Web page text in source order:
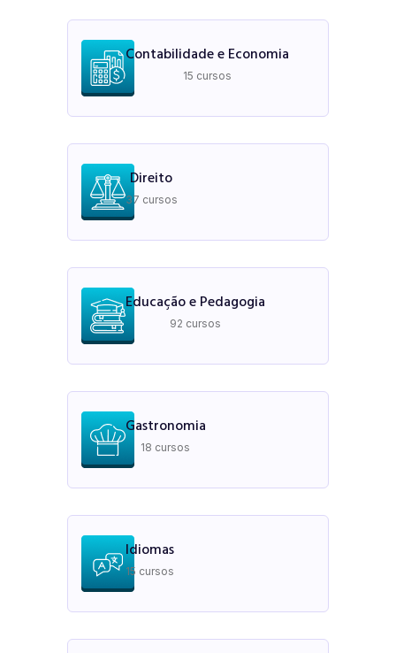
Contabilidade e Economia
15 cursos
Direito
37 cursos
Educação e Pedagogia
92 cursos
Gastronomia
18 cursos
Idiomas
15 cursos